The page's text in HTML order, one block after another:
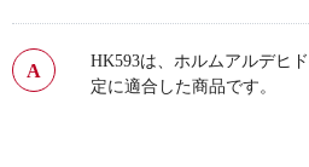
HK593は、ホルムアルデ
定に適合した商品です。